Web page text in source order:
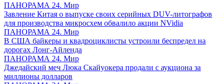
ПАНОРАМА 24. Мир
Завление Китая о выпуске своих серийных DUV-литографов
для производства микросхем обвалило акции NVidia
ПАНОРАМА 24. Мир
В США байкеры и квадроциклисты устроили беспредел на
дорогах Лонг-Айленда
ПАНОРАМА 24. Мир
Джедайский меч Люка Скайуокера продали с аукциона за
миллионы долларов